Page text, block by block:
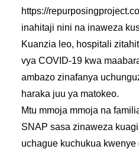
https://
inahitaji nini na inaweza
Kuanzia leo, hospitali
vya COVID-19 kwa
ambazo zinafanya
haraka juu ya matokeo.
Mtu mmoja mmoja na
SNAP sasa zinaweza
uchague kuchukua